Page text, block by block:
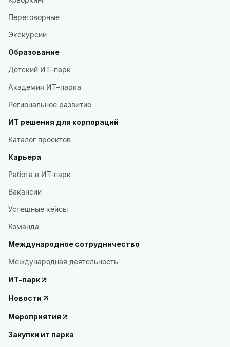
Переговорные
Экскурсии
Образование
Детский ИТ–парк
Академия ИТ–парка
Региональное развитие
ИТ решения для корпораций
Каталог проектов
Карьера
Работа в ИТ-парк
Вакансии
Успешные кейсы
Команда
Международное сотрудничество
Международная деятельность
ИТ-парк
Новости
Мероприятия
Закупки ит парка